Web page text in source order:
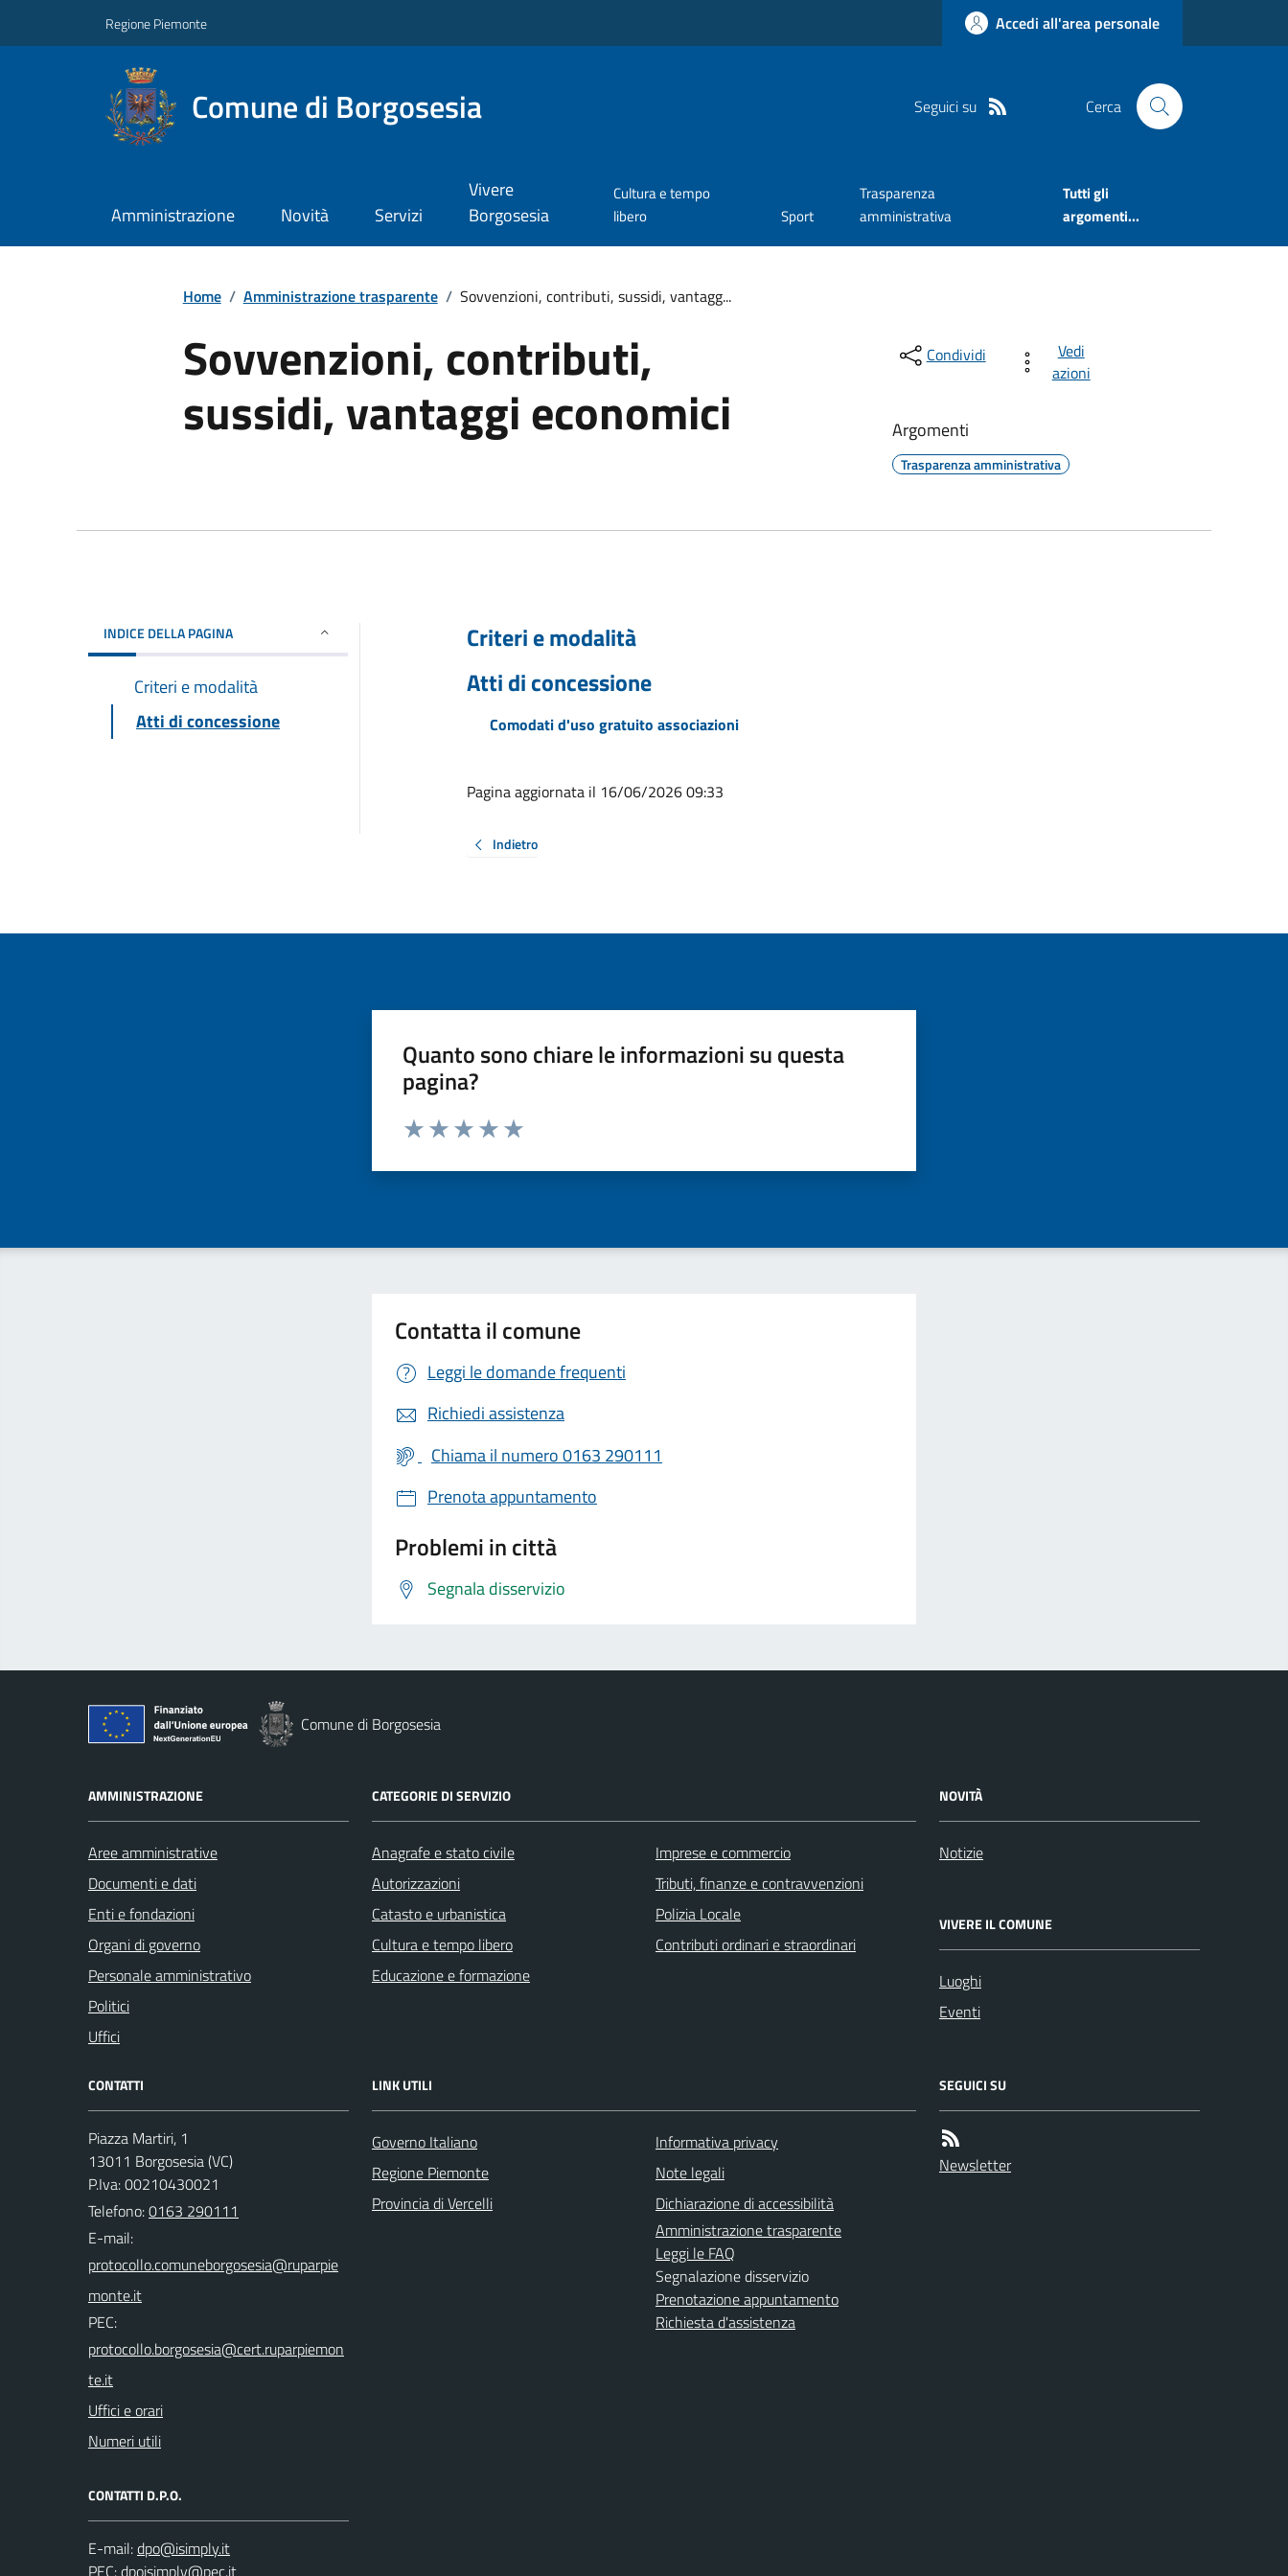
Regione Piemonte Accedi all'area personale
Comune di Borgosesia Seguici su Cerca
Amministrazione Novità Servizi
Vivere
Borgosesia
Cultura e tempo
libero
Sport
Trasparenza
amministrativa
Tutti gli
argomenti...
Home / Amministrazione trasparente / Sovvenzioni, contributi, sussidi, vantagg...
Sovvenzioni, contributi,
sussidi, vantaggi economici
Condividi
Vedi
azioni
Argomenti
Trasparenza amministrativa
INDICE DELLA PAGINA
Criteri e modalità
Atti di concessione
Criteri e modalità
Atti di concessione
Comodati d'uso gratuito associazioni
Pagina aggiornata il 16/06/2026 09:33
Indietro
Quanto sono chiare le informazioni su questa
pagina?
Valuta da 1 a 5 stelle la pagina
Contatta il comune
Leggi le domande frequenti
Richiedi assistenza
Chiama il numero 0163 290111
Prenota appuntamento
Problemi in città
Segnala disservizio
Comune di Borgosesia
AMMINISTRAZIONE
Aree amministrative
Documenti e dati
Enti e fondazioni
Organi di governo
Personale amministrativo
Politici
Uffici
CATEGORIE DI SERVIZIO
Anagrafe e stato civile
Autorizzazioni
Catasto e urbanistica
Cultura e tempo libero
Educazione e formazione
Imprese e commercio
Tributi, finanze e contravvenzioni
Polizia Locale
Contributi ordinari e straordinari
NOVITÀ
Notizie
VIVERE IL COMUNE
Luoghi
Eventi
CONTATTI
Piazza Martiri, 1
13011 Borgosesia (VC)
P.Iva: 00210430021
Telefono:0163 290111
E-mail:
PEC:
Uffici e orari
Numeri utili
CONTATTI D.P.O.
E-mail:
PEC:
LINK UTILI
Governo Italiano
Regione Piemonte
Provincia di Vercelli
Informativa privacy
Note legali
Dichiarazione di accessibilità
Amministrazione trasparente
Leggi le FAQ
Segnalazione disservizio
Prenotazione appuntamento
Richiesta d'assistenza
SEGUICI SU
Newsletter